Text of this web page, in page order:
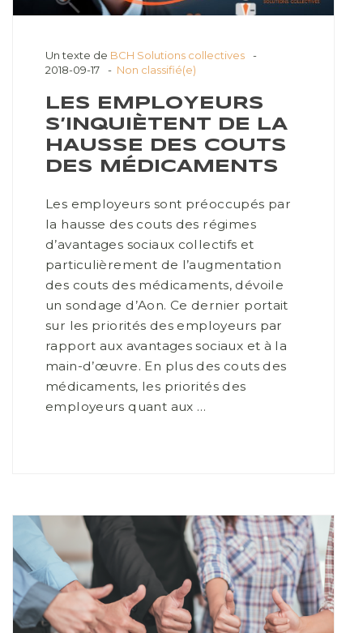
Un texte de BCH Solutions collectives
2018-09-17
Non classifié(e)
LES EMPLOYEURS
S’INQUIÈTENT DE LA
HAUSSE DES COUTS
DES MÉDICAMENTS
Les employeurs sont préoccupés par
la hausse des couts des régimes
d’avantages sociaux collectifs et
particulièrement de l’augmentation
des couts des médicaments, dévoile
un sondage d’Aon. Ce dernier portait
sur les priorités des employeurs par
rapport aux avantages sociaux et à la
main-d’œuvre. En plus des couts des
médicaments, les priorités des
employeurs quant aux …